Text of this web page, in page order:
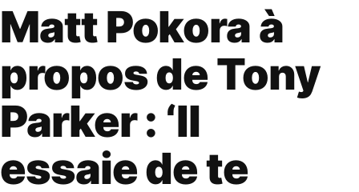
Matt Pokora à
propos de Tony
Parker : ‘Il
essaie de te